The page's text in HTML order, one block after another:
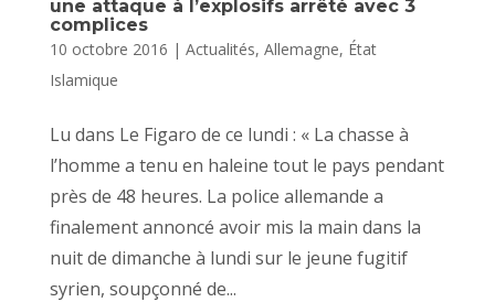
une attaque à l’explosifs arrêté avec 3
complices
10 octobre 2016 | Actualités, Allemagne, État
Islamique
Lu dans Le Figaro de ce lundi : « La chasse à
l’homme a tenu en haleine tout le pays pendant
près de 48 heures. La police allemande a
finalement annoncé avoir mis la main dans la
nuit de dimanche à lundi sur le jeune fugitif
syrien, soupçonné de...